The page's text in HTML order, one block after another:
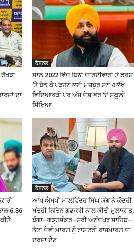
ਦਾ
ਨੈਸ਼ਨਲ
ਸਾਲ 2022 ਵਿੱਚ ਬਿਨਾਂ ਚਾਰਦੀਵਾਰੀ ਤੇ ਫ਼ਰਸ਼
‘ਤੇ ਬੈਠ ਕੇ ਪੜ੍ਹਨ ਲਈ ਮਜ਼ਬੂਰ ਸਨ 4 ਲੱਖ
ਵਿਦਿਆਰਥੀ ਪਰ ਅੱਜ ਦੇਸ਼ ਭਰ ‘ਚੋਂ ਸਕੂਲੀ
ਸਿੱਖਿਆ...
6.36
ਨੈਸ਼ਨਲ
ਆਪ ਐਮਪੀ ਮਾਲਵਿੰਦਰ ਸਿੰਘ ਕੰਗ ਨੇ ਕੇਂਦਰੀ
ਮੰਤਰੀ ਨਿਤਿਨ ਗਡਕਰੀ ਨਾਲ ਕੀਤੀ ਮੁਲਾਕਾਤ,
ਬੰਗਾ–ਗੜ੍ਹਸ਼ੰਕਰ–ਸ੍ਰੀ ਅਨੰਦਪੁਰ ਸਾਹਿਬ–
ਨੈਣਾ ਦੇਵੀ ਮਾਰਗ ਨੂੰ ਰਾਸ਼ਟਰੀ ਰਾਜਮਾਰਗ ਦਾ
ਦਰਜਾ ਦੇਣ...